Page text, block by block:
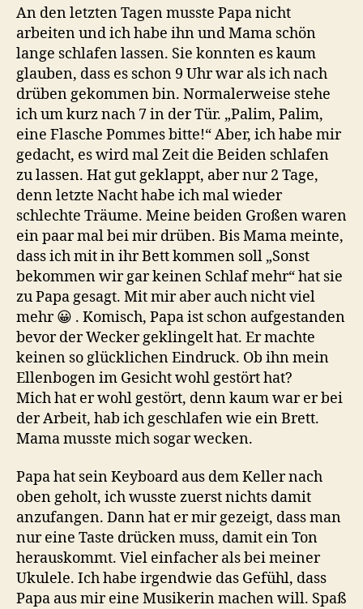
!
Kein
für
mich
An den letzten Tagen musste Papa nicht
arbeiten und ich habe ihn und Mama schön
lange schlafen lassen. Sie konnten es kaum
glauben, dass es schon 9 Uhr war als ich nach
drüben gekommen bin. Normalerweise stehe
ich um kurz nach 7 in der Tür. „Palim, Palim,
eine Flasche Pommes bitte!“ Aber, ich habe mir
gedacht, es wird mal Zeit die Beiden schlafen
zu lassen. Hat gut geklappt, aber nur 2 Tage,
denn letzte Nacht habe ich mal wieder
schlechte Träume. Meine beiden Großen waren
ein paar mal bei mir drüben. Bis Mama meinte,
dass ich mit in ihr Bett kommen soll „Sonst
bekommen wir gar keinen Schlaf mehr“ hat sie
zu Papa gesagt. Mit mir aber auch nicht viel
mehr 😀 . Komisch, Papa ist schon aufgestanden
bevor der Wecker geklingelt hat. Er machte
keinen so glücklichen Eindruck. Ob ihn mein
Ellenbogen im Gesicht wohl gestört hat?
Mich hat er wohl gestört, denn kaum war er bei
der Arbeit, hab ich geschlafen wie ein Brett.
Mama musste mich sogar wecken.
Papa hat sein Keyboard aus dem Keller nach
oben geholt, ich wusste zuerst nichts damit
anzufangen. Dann hat er mir gezeigt, dass man
nur eine Taste drücken muss, damit ein Ton
herauskommt. Viel einfacher als bei meiner
Ukulele. Ich habe irgendwie das Gefühl, dass
Papa aus mir eine Musikerin machen will. Spaß